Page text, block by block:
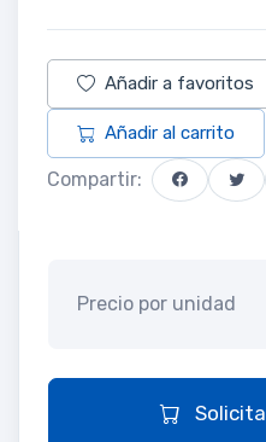
Añadir a favoritos
Añadir al carrito
Compartir:
Precio por unidad